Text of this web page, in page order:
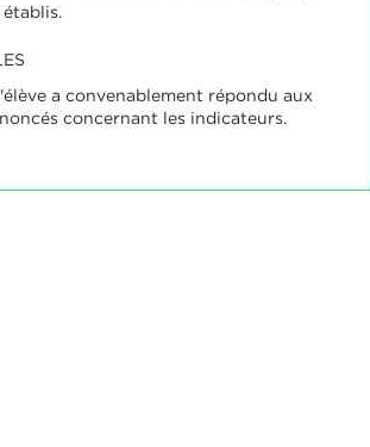
établis.
a convenablement répondu aux
concernant les indicateurs.